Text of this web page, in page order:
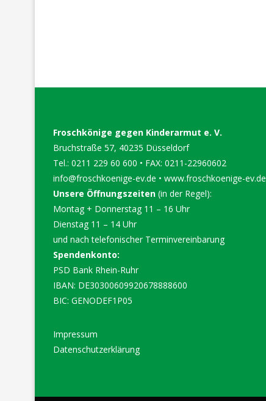
Froschkönige gegen Kinderarmut e. V.
Bruchstraße 57, 40235 Düsseldorf
Tel.: 0211 229 60 600 • FAX: 0211-22960602
info@froschkoenige-ev.de • www.froschkoenige-ev.de
Unsere Öffnungszeiten (in der Regel):
Montag + Donnerstag 11 – 16 Uhr
Dienstag 11 – 14 Uhr
und nach telefonischer Terminvereinbarung
Spendenkonto:
PSD Bank Rhein-Ruhr
IBAN: DE30300609920678888600
BIC: GENODEF1P05
Impressum
Datenschutzerklärung